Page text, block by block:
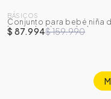
-45%
BÁSICOS
Conjunto para bebé niña
buzo + body + sudadera
$ 87.994$ 159.990